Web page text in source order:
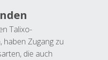
Talixo-
haben Zugang zu
die auch